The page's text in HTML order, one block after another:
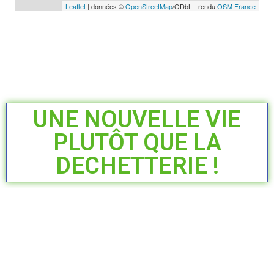
Leaflet | données ©OpenStreetMap/ODbL - renduOSM France
UNE NOUVELLE VIE
PLUTÔT QUE LA
DECHETTERIE !